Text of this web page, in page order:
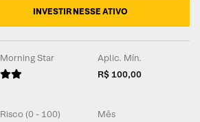
INVESTIR NESSE ATIVO
Morning Star
Aplic. Mín.
R$ 100,00
Risco (0 - 100)
Mês